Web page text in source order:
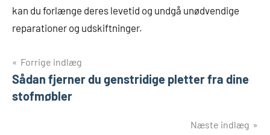
kan du forlænge deres levetid og undgå unødvendige
reparationer og udskiftninger.
Indlægsnavigation
Forrige indlæg
Sådan fjerner du genstridige pletter fra dine
stofmøbler
Næste indlæg